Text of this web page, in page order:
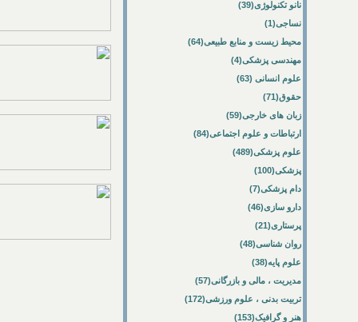
نانو تکنولوژی(39)
نساجی(1)
محیط زیست و منابع طبیعی(64)
مهندسی پزشکی(4)
علوم انسانی (63)
حقوق(71)
زبان های خارجی(59)
ارتباطات و علوم اجتماعی(84)
علوم پزشکی(489)
پزشکی(100)
دام پزشکی(7)
دارو سازی(46)
پرستاری(21)
روان شناسی(48)
علوم پایه(38)
مدیریت ، مالی و بازرگانی(57)
تربیت بدنی ، علوم ورزشی(172)
هنر و گرافیک(153)